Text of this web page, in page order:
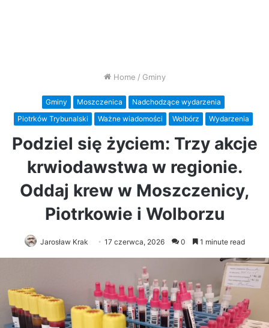
Home / Gminy
Gminy Moszczenica
Nadchodzące wydarzenia
Piotrków Trybunalski
Ważne wiadomości Wolbórz Wydarzenia
Podziel się życiem: Trzy akcje
krwiodawstwa w regionie.
Oddaj krew w Moszczenicy,
Piotrkowie i Wolborzu
Jarosław Krak 17 czerwca, 2026 0 1 minute read